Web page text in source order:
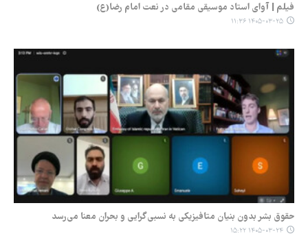
فیلم | آوای استاد موسیقی مقامی در نعت امام رضا(ع)
۱۴۰۵-۰۳-۲۵ ۱۱:۳۶
حقوق بشر بدون بنیان متافیزیکی به نسبی‌گرایی و بحران معنا می‌رسد
۱۴۰۵-۰۳-۲۴ ۱۵:۲۲